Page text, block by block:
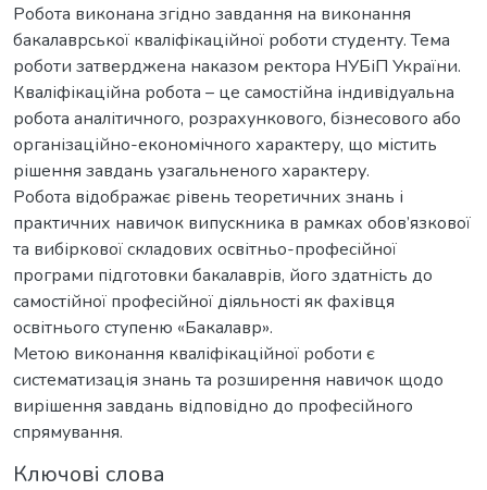
Робота виконана згідно завдання на виконання
бакалаврської кваліфікаційної роботи студенту. Тема
роботи затверджена наказом ректора НУБіП України.
Кваліфікаційна робота – це самостійна індивідуальна
робота аналітичного, розрахункового, бізнесового або
організаційно-економічного характеру, що містить
рішення завдань узагальненого характеру.
Робота відображає рівень теоретичних знань і
практичних навичок випускника в рамках обов’язкової
та вибіркової складових освітньо-професійної
програми підготовки бакалаврів, його здатність до
самостійної професійної діяльності як фахівця
освітнього ступеню «Бакалавр».
Метою виконання кваліфікаційної роботи є
систематизація знань та розширення навичок щодо
вирішення завдань відповідно до професійного
спрямування.
Ключові слова